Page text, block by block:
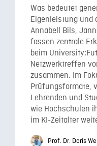
Was bedeutet
Eigenleistung und
Annabell Bils,
fassen zentrale
beim
Netzwerktreffen
zusammen. Im
Prüfungsformate,
Lehrenden und
wie Hochschulen
im KI-Zeitalter
Prof. Dr. Doris